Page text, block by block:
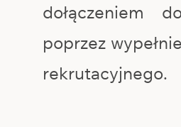
dołączeniem
poprzez
rekrutacyjnego.